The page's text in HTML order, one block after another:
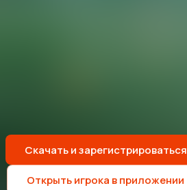
Скачать и зарегистрироваться
Открыть игрока в приложении